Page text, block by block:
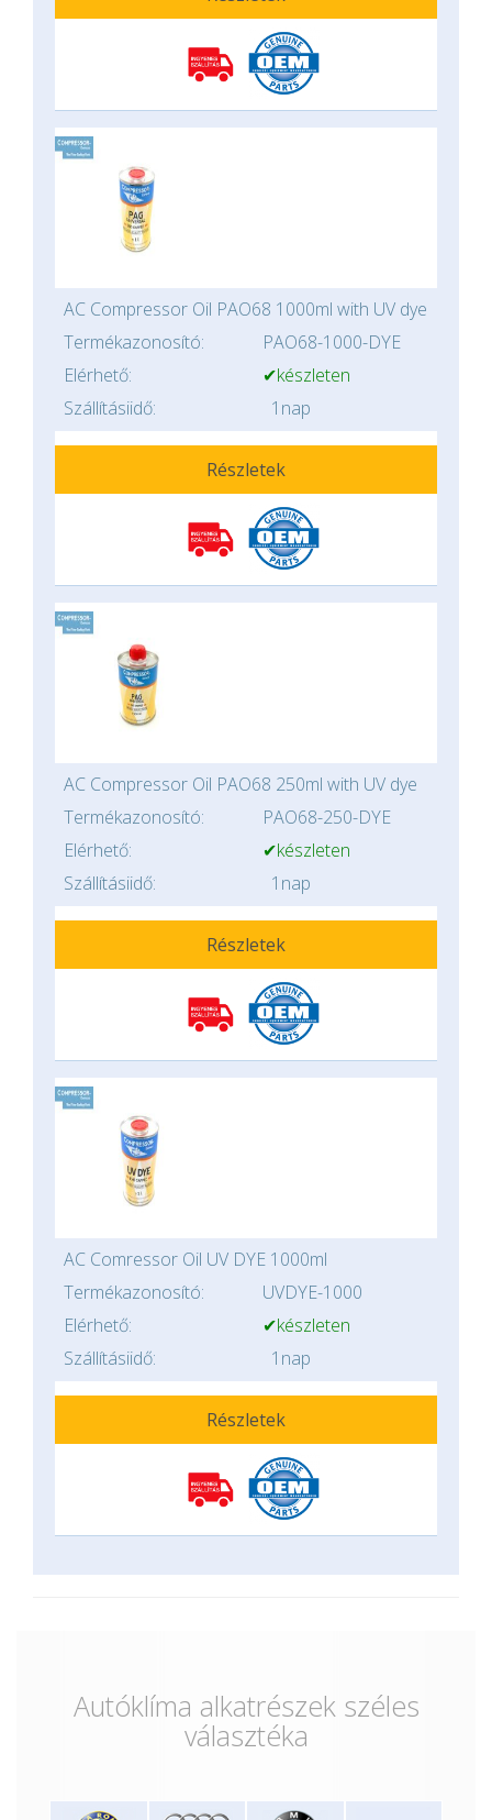
AC Compressor Oil PAO68 1000ml with UV dye
Termékazonosító:
PAO68-1000-DYE
Elérhető:
✔készleten
Szállításiidő:
1nap
Részletek
AC Compressor Oil PAO68 250ml with UV dye
Termékazonosító:
PAO68-250-DYE
Elérhető:
✔készleten
Szállításiidő:
1nap
Részletek
AC Comressor Oil UV DYE 1000ml
Termékazonosító:
UVDYE-1000
Elérhető:
✔készleten
Szállításiidő:
1nap
Részletek
Autóklíma alkatrészek széles
választéka